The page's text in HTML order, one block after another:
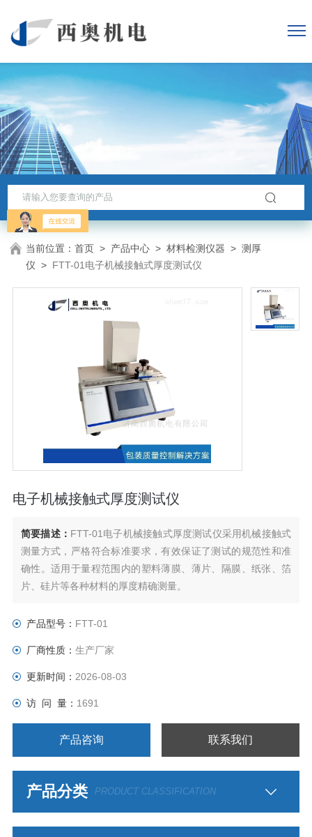
当前位置：首页 > 产品中心 >材料检测仪器 >测厚
仪 > FTT-01电子机械接触式厚度测试仪
电子机械接触式厚度测试仪
简要描述： FTT-01电子机械接触式厚度测试仪采用机械接触式
测量方式，严格符合标准要求，有效保证了测试的规范性和准
确性。适用于量程范围内的塑料薄膜、薄片、隔膜、纸张、箔
片、硅片等各种材料的厚度精确测量。
产品型号： FTT-01
厂商性质： 生产厂家
更新时间： 2026-08-03
访 问 量： 1691
产品咨询 联系我们
产品分类 PRODUCT CLASSIFICATION